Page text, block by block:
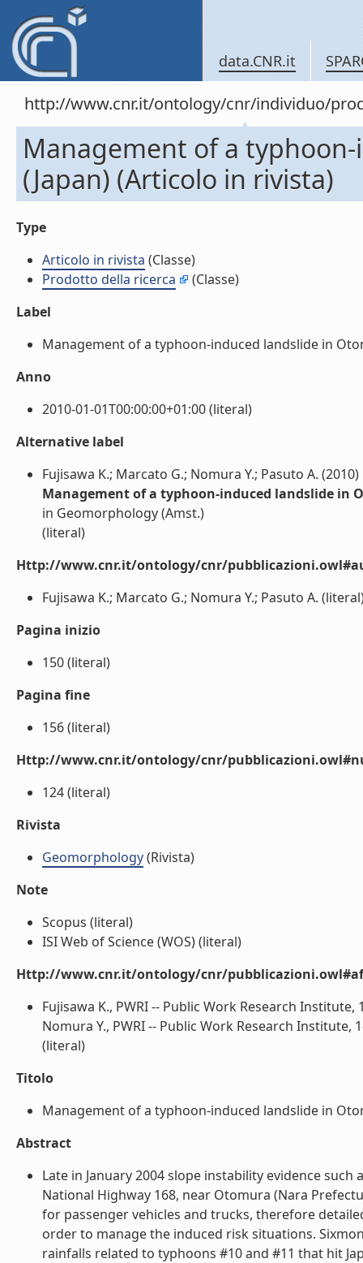
data.CNR.it
http://www.cnr.it/ontology/cnr/individuo/
Management of a
(Japan) (Articolo in rivista)
Type
Articolo in rivista (Classe)
Prodotto della ricerca
(Classe)
Label
Management of a typhoon-induced landslide in
Anno
2010-01-01T00:00:00+01:00 (literal)
Alternative label
Fujisawa K.; Marcato G.; Nomura Y.; Pasuto A. (2010)
Management of a typhoon-induced landslide in
in Geomorphology (Amst.)
(literal)
Http://www.cnr.it/ontology/cnr/
Fujisawa K.; Marcato G.; Nomura Y.; Pasuto A.
Pagina inizio
150 (literal)
Pagina fine
156 (literal)
Http://www.cnr.it/ontology/cnr/
124 (literal)
Rivista
Geomorphology(Rivista)
Note
Scopus (literal)
ISI Web of Science (WOS) (literal)
Http://www.cnr.it/ontology/cnr/
Fujisawa K., PWRI -- Public Work Research
Nomura Y., PWRI -- Public Work Research
(literal)
Titolo
Management of a typhoon-induced landslide in
Abstract
Late in January 2004 slope instability evidence
National Highway 168, near Otomura (Nara
for passenger vehicles and trucks, therefore
order to manage the induced risk situations.
rainfalls related to typhoons #10 and #11 that hit